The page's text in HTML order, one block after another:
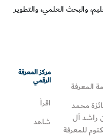
والبحث العلمي، والتطوير
المعرفة
محمد
راشد آل
للمعرفة
مركز المعرفة
الرقمي
اقرأ
شاهد